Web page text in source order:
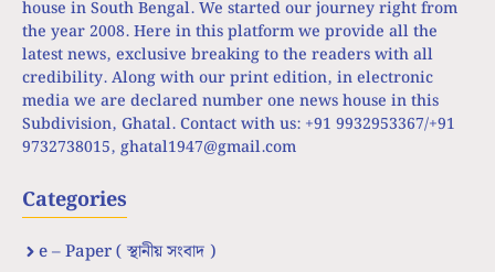
house in South Bengal. We started our journey right from
the year 2008. Here in this platform we provide all the
latest news, exclusive breaking to the readers with all
credibility. Along with our print edition, in electronic
media we are declared number one news house in this
Subdivision, Ghatal. Contact with us: +91 9932953367/+91
9732738015, ghatal1947@gmail.com
Categories
e – Paper ( স্থানীয় সংবাদ )